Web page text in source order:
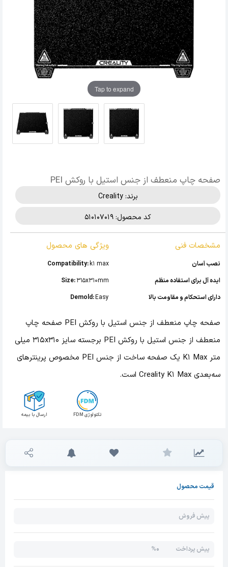
Tap to expand
صفحه چاپ منعطف از جنس استیل با روکش PEI
برند:Creality
کد محصول: 510107019
مشخصات فنی
نصب آسان
ایده آل برای استفاده منظم
دارای استحکام و مقاومت بالا
ویژگی های محصول
Compatibility:k1 max
Size:315x310mm
Demold:Easy
صفحه چاپ منعطف از جنس استیل با روکش PEI صفحه چاپ
منعطف از جنس استیل با روکش PEI برجسته سایز 315x310 میلی
متر K1 Max یک صفحه ساخت از جنس PEI مخصوص پرینترهای
سه‌بعدی Creality K1 Max است.
ارسال با بیمه تکنولوژی FDM
قیمت محصول
پیش فروش
پیش پرداخت 0%